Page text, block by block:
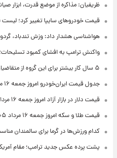
ظریفیان: مذاکره از موضع قدرت، ابزار
قیمت خودروهای سایپا تغییر کرد؛ لیست قیمت جمعه
هواشناسی هشدار داد: وزش تندباد، گردوخاک و
واکنش ترامپ به افشای کمبود
۵ سال کار بیشتر برای این گروه از متقاضیان بازنشستگی
جدول قیمت ایران‌خودرو امروز جمعه ۱۶ مرداد؛ قیمت‌ها تغییر کرد
قیمت دلار در بازار آزاد امروز جمعه ۱۶ مرداد ۱۴۰۵
قیمت طلا و سکه امروز جمعه ۱۶ مرداد ۱۴۰۵ +جدول
کدام ورزش‌ها در گرما برای سالمندان
پشت پرده عکس جدید ترامپ؛ مقام